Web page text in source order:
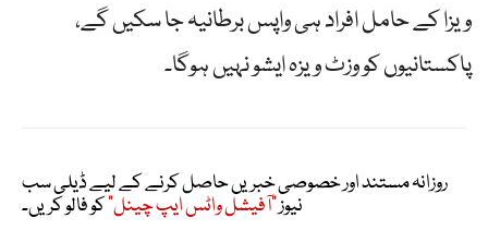
ویزا کے حامل افراد ہی واپس برطانیہ جا سکیں گے،
پاکستانیوں کو وزٹ ویزہ ایشو نہیں ہوگا۔
روزانہ مستند اور خصوصی خبریں حاصل کرنے کے لیے ڈیلی سب
نیوز"آفیشل واٹس ایپ چینل"کو فالو کریں۔